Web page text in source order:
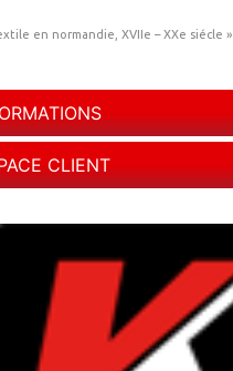
en normandie, XVIIe – XXe siécle »
CLIENT